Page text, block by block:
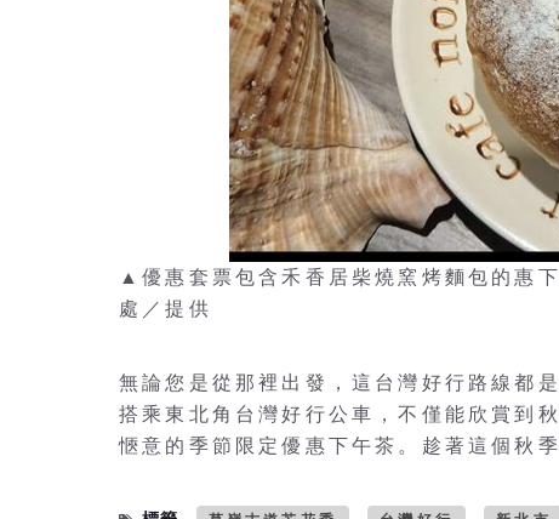
▲優惠套票包含禾香居柴燒窯烤麵包的惠
處／提供
無論您是從那裡出發，這台灣好行路線都
搭乘東北角台灣好行公車，不僅能欣賞到
愜意的季節限定優惠下午茶。趁著這個秋